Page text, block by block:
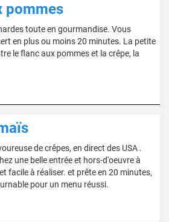
pommes
toute en gourmandise. Vous
en plus ou moins 20 minutes. La petite
le flanc aux pommes et la crêpe, la
de crêpes, en direct des USA .
une belle entrée et hors-d'oeuvre à
facile à réaliser. et prête en 20 minutes,
pour un menu réussi.